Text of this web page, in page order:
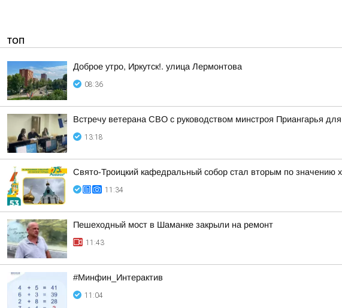
ТОП
Доброе утро, Иркутск!. улица Лермонтова
08:36
Встречу ветерана СВО с руководством минстроя Приангарья
13:18
Свято-Троицкий кафедральный собор стал вторым по значению
11:34
Пешеходный мост в Шаманке закрыли на ремонт
11:43
#Минфин_Интерактив
11:04